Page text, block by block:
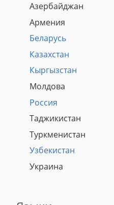
Азербайджан
Армения
Беларусь
Казахстан
Кыргызстан
Молдова
Россия
Таджикистан
Туркменистан
Узбекистан
Украина